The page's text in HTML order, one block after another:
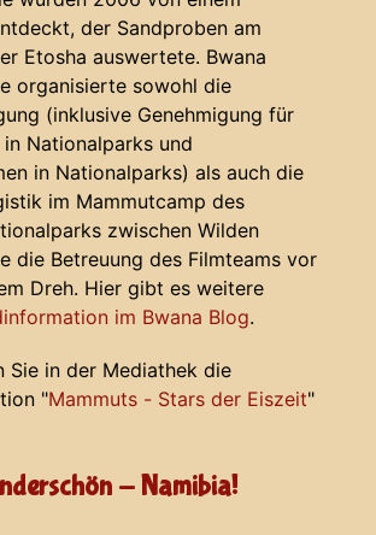
der Sandproben am
Etosha auswertete. Bwana
organisierte sowohl die
(inklusive Genehmigung für
Nationalparks und
in Nationalparks) als auch die
im Mammutcamp des
zwischen Wilden
die Betreuung des Filmteams vor
Dreh. Hier gibt es weitere
im Bwana Blog.
Sie in der Mediathek die
"Mammuts - Stars der Eiszeit"
- Namibia!